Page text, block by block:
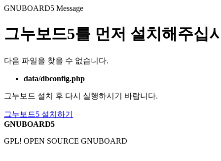
GNUBOARD5 Message
그누보드5를 먼저 설치해주십
다음 파일을 찾을 수 없습니다.
data/dbconfig.php
그누보드 설치 후 다시 실행하시기 바랍니다.
그누보드5 설치하기
GNUBOARD5
GPL! OPEN SOURCE GNUBOARD